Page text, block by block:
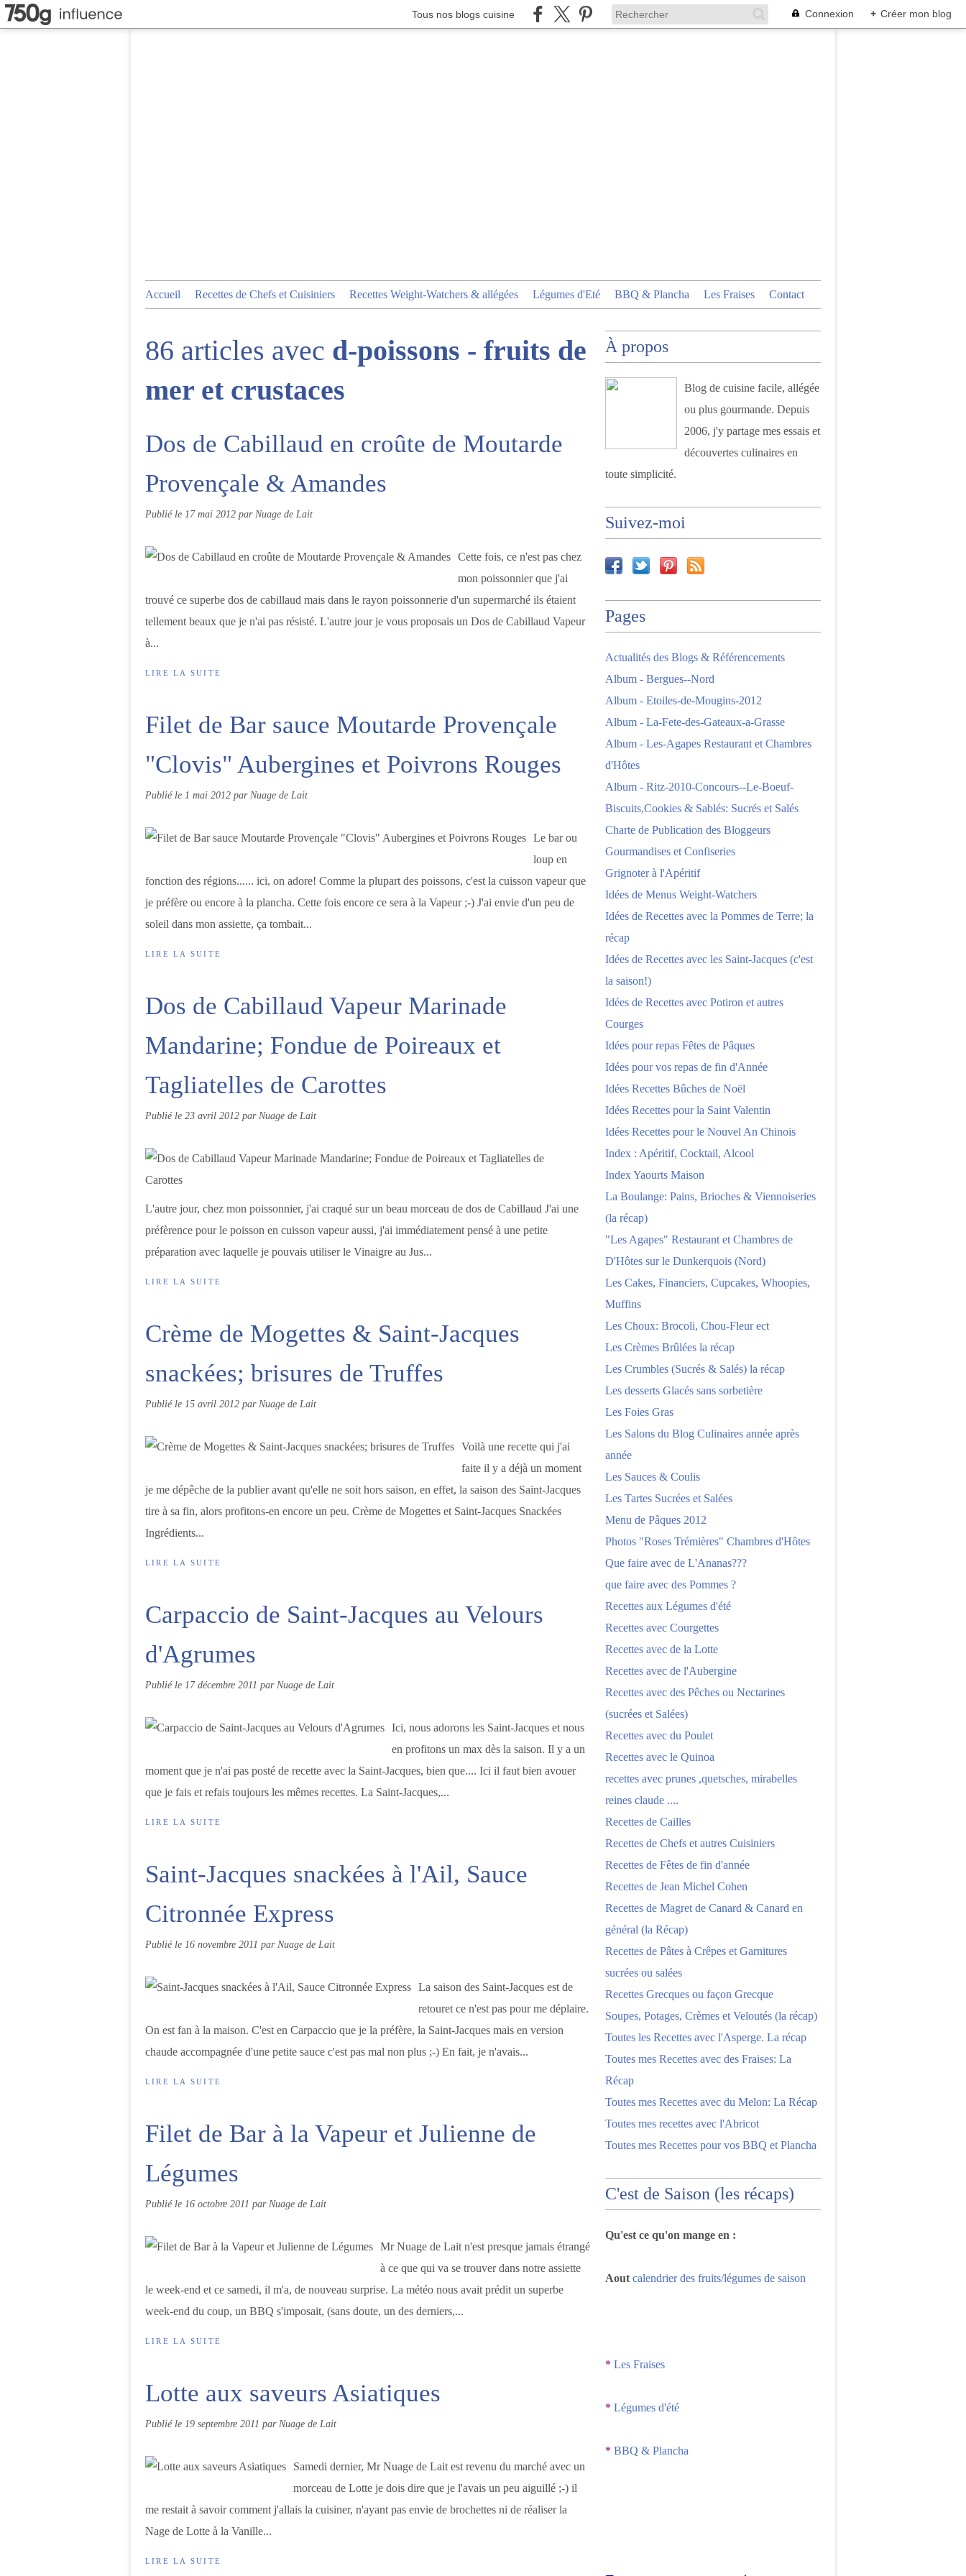
Tous nos blogs cuisine Connexion + Créer mon blog
Accueil Recettes de Chefs et Cuisiniers Recettes Weight-Watchers & allégées Légumes d'Eté BBQ & Plancha Les Fraises Contact
86 articles avec d-poissons - fruits de
mer et crustaces
Dos de Cabillaud en croûte de Moutarde
Provençale & Amandes
Publié le 17 mai 2012 par Nuage de Lait
Cette fois, ce n'est pas chez
mon poissonnier que j'ai
trouvé ce superbe dos de cabillaud mais dans le rayon poissonnerie d'un supermarché ils étaient
tellement beaux que je n'ai pas résisté. L'autre jour je vous proposais un Dos de Cabillaud Vapeur
à...
LIRE LA SUITE
Filet de Bar sauce Moutarde Provençale
"Clovis" Aubergines et Poivrons Rouges
Publié le 1 mai 2012 par Nuage de Lait
Le bar ou
loup en
fonction des régions...... ici, on adore! Comme la plupart des poissons, c'est la cuisson vapeur que
je préfère ou encore à la plancha. Cette fois encore ce sera à la Vapeur ;-) J'ai envie d'un peu de
soleil dans mon assiette, ça tombait...
LIRE LA SUITE
Dos de Cabillaud Vapeur Marinade
Mandarine; Fondue de Poireaux et
Tagliatelles de Carottes
Publié le 23 avril 2012 par Nuage de Lait
L'autre jour, chez mon poissonnier, j'ai craqué sur un beau morceau de dos de Cabillaud J'ai une
préfèrence pour le poisson en cuisson vapeur aussi, j'ai immédiatement pensé à une petite
préparation avec laquelle je pouvais utiliser le Vinaigre au Jus...
LIRE LA SUITE
Crème de Mogettes & Saint-Jacques
snackées; brisures de Truffes
Publié le 15 avril 2012 par Nuage de Lait
Voilà une recette qui j'ai
faite il y a déjà un moment
je me dépêche de la publier avant qu'elle ne soit hors saison, en effet, la saison des Saint-Jacques
tire à sa fin, alors profitons-en encore un peu. Crème de Mogettes et Saint-Jacques Snackées
Ingrédients...
LIRE LA SUITE
Carpaccio de Saint-Jacques au Velours
d'Agrumes
Publié le 17 décembre 2011 par Nuage de Lait
Ici, nous adorons les Saint-Jacques et nous
en profitons un max dès la saison. Il y a un
moment que je n'ai pas posté de recette avec la Saint-Jacques, bien que.... Ici il faut bien avouer
que je fais et refais toujours les mêmes recettes. La Saint-Jacques,...
LIRE LA SUITE
Saint-Jacques snackées à l'Ail, Sauce
Citronnée Express
Publié le 16 novembre 2011 par Nuage de Lait
La saison des Saint-Jacques est de
retouret ce n'est pas pour me déplaire.
On est fan à la maison. C'est en Carpaccio que je la préfère, la Saint-Jacques mais en version
chaude accompagnée d'une petite sauce c'est pas mal non plus ;-) En fait, je n'avais...
LIRE LA SUITE
Filet de Bar à la Vapeur et Julienne de
Légumes
Publié le 16 octobre 2011 par Nuage de Lait
Mr Nuage de Lait n'est presque jamais étrangé
à ce que qui va se trouver dans notre assiette
le week-end et ce samedi, il m'a, de nouveau surprise. La météo nous avait prédit un superbe
week-end du coup, un BBQ s'imposait, (sans doute, un des derniers,...
LIRE LA SUITE
Lotte aux saveurs Asiatiques
Publié le 19 septembre 2011 par Nuage de Lait
Samedi dernier, Mr Nuage de Lait est revenu du marché avec un
morceau de Lotte je dois dire que je l'avais un peu aiguillé ;-) il
me restait à savoir comment j'allais la cuisiner, n'ayant pas envie de brochettes ni de réaliser la
Nage de Lotte à la Vanille...
LIRE LA SUITE
À propos
Blog de cuisine facile, allégée
ou plus gourmande. Depuis
2006, j'y partage mes essais et
découvertes culinaires en
toute simplicité.
Suivez-moi
Pages
Actualités des Blogs & Référencements
Album - Bergues--Nord
Album - Etoiles-de-Mougins-2012
Album - La-Fete-des-Gateaux-a-Grasse
Album - Les-Agapes Restaurant et Chambres
d'Hôtes
Album - Ritz-2010-Concours--Le-Boeuf-
Biscuits,Cookies & Sablés: Sucrés et Salés
Charte de Publication des Bloggeurs
Gourmandises et Confiseries
Grignoter à l'Apéritif
Idées de Menus Weight-Watchers
Idées de Recettes avec la Pommes de Terre; la
récap
Idées de Recettes avec les Saint-Jacques (c'est
la saison!)
Idées de Recettes avec Potiron et autres
Courges
Idées pour repas Fêtes de Pâques
Idées pour vos repas de fin d'Année
Idées Recettes Bûches de Noël
Idées Recettes pour la Saint Valentin
Idées Recettes pour le Nouvel An Chinois
Index : Apéritif, Cocktail, Alcool
Index Yaourts Maison
La Boulange: Pains, Brioches & Viennoiseries
(la récap)
"Les Agapes" Restaurant et Chambres de
D'Hôtes sur le Dunkerquois (Nord)
Les Cakes, Financiers, Cupcakes, Whoopies,
Muffins
Les Choux: Brocoli, Chou-Fleur ect
Les Crèmes Brûlées la récap
Les Crumbles (Sucrés & Salés) la récap
Les desserts Glacés sans sorbetière
Les Foies Gras
Les Salons du Blog Culinaires année après
année
Les Sauces & Coulis
Les Tartes Sucrées et Salées
Menu de Pâques 2012
Photos "Roses Trémières" Chambres d'Hôtes
Que faire avec de L'Ananas???
que faire avec des Pommes ?
Recettes aux Légumes d'été
Recettes avec Courgettes
Recettes avec de la Lotte
Recettes avec de l'Aubergine
Recettes avec des Pêches ou Nectarines
(sucrées et Salées)
Recettes avec du Poulet
Recettes avec le Quinoa
recettes avec prunes ,quetsches, mirabelles
reines claude ....
Recettes de Cailles
Recettes de Chefs et autres Cuisiniers
Recettes de Fêtes de fin d'année
Recettes de Jean Michel Cohen
Recettes de Magret de Canard & Canard en
général (la Récap)
Recettes de Pâtes à Crêpes et Garnitures
sucrées ou salées
Recettes Grecques ou façon Grecque
Soupes, Potages, Crèmes et Veloutés (la récap)
Toutes les Recettes avec l'Asperge. La récap
Toutes mes Recettes avec des Fraises: La
Récap
Toutes mes Recettes avec du Melon: La Récap
Toutes mes recettes avec l'Abricot
Toutes mes Recettes pour vos BBQ et Plancha
C'est de Saison (les récaps)
Qu'est ce qu'on mange en :
Aout calendrier des fruits/légumes de saison
* Les Fraises
* Légumes d'été
* BBQ & Plancha